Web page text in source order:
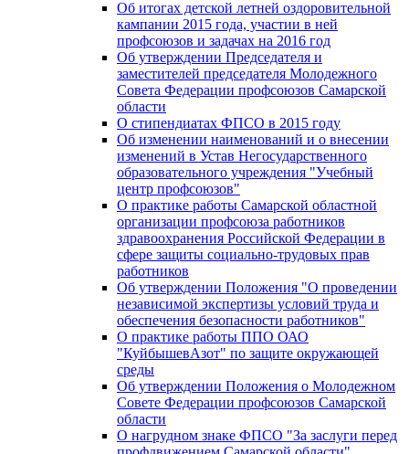
Об итогах детской летней оздоровительной
кампании 2015 года, участии в ней
профсоюзов и задачах на 2016 год
Об утверждении Председателя и
заместителей председателя Молодежного
Совета Федерации профсоюзов Самарской
области
О стипендиатах ФПСО в 2015 году
Об изменении наименований и о внесении
изменений в Устав Негосударственного
образовательного учреждения "Учебный
центр профсоюзов"
О практике работы Самарской областной
организации профсоюза работников
здравоохранения Российской Федерации в
сфере защиты социально-трудовых прав
работников
Об утверждении Положения "О проведении
независимой экспертизы условий труда и
обеспечения безопасности работников"
О практике работы ППО ОАО
"КуйбышевАзот" по защите окружающей
среды
Об утверждении Положения о Молодежном
Совете Федерации профсоюзов Самарской
области
О нагрудном знаке ФПСО "За заслуги перед